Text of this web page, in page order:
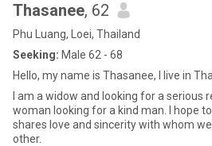
Thasanee, 62
Phu Luang, Loei, Thailand
Seeking: Male 62 - 68
Hello, my name is Thasanee, I live in
I am a widow and looking for a serious
woman looking for a kind man. I hope
shares love and sincerity with whom
other.